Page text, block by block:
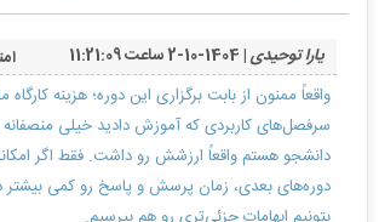
یارا توحیدی| 1404-10-2 ساعت 11:21:09
واقعاً ممنون از بابت برگزاری این دوره؛ هزینه
سرفصل‌های کاربردی که آموزش دادید خیلی
دانشجو هستم واقعاً ارزشش رو داشت. فقط اگر
دوره‌های بعدی، زمان پرسش و پاسخ رو کمی بیشتر